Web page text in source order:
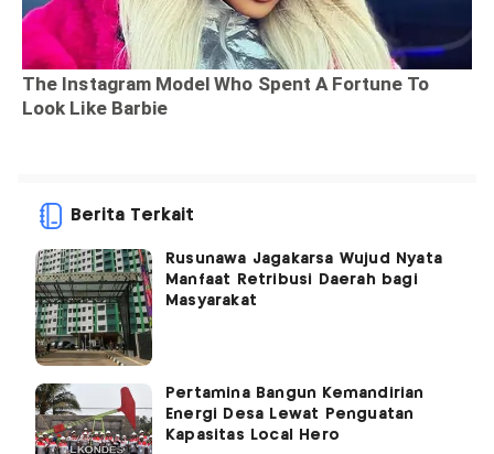
Berita Terkait
Rusunawa Jagakarsa Wujud Nyata
Manfaat Retribusi Daerah bagi
Masyarakat
Pertamina Bangun Kemandirian
Energi Desa Lewat Penguatan
Kapasitas Local Hero